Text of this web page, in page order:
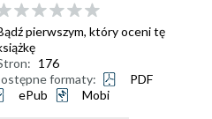
pierwszym, który oceni tę
176
formaty:
PDF
ePub
Mobi